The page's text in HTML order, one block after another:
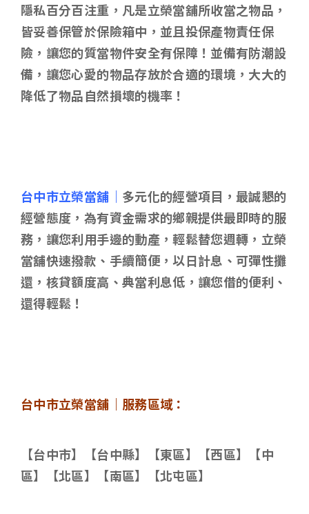
隱私百分百注重，凡是立榮當舖所收當之物品，
皆妥善保管於保險箱中，並且投保產物責任保
險，讓您的質當物件安全有保障！並備有防潮設
備，讓您心愛的物品存放於合適的環境，大大的
降低了物品自然損壞的機率！
台中市立榮當舖｜ 多元化的經營項目，最誠懇的
經營態度，為有資金需求的鄉親提供最即時的服
務，讓您利用手邊的動產，輕鬆替您週轉，立榮
當舖快速撥款、手續簡便，以日計息、可彈性攤
還，核貸額度高、典當利息低，讓您借的便利、
還得輕鬆！
台中市立榮當舖｜服務區域：
【台中市】【台中縣】【東區】【西區】【中
區】【北區】【南區】【北屯區】